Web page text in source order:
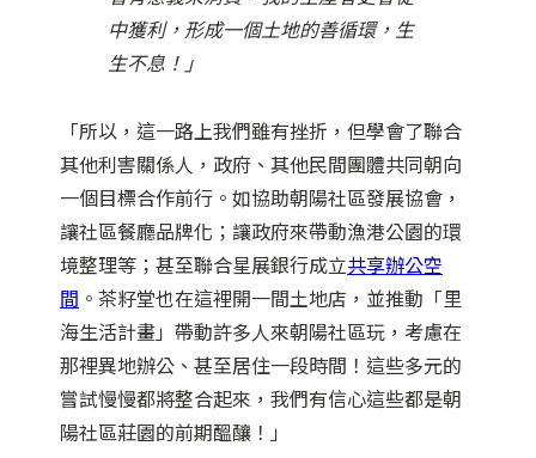
中獲利，形成一個土地的善循環，生
生不息！」
「所以，這一路上我們雖有挫折，但學會了聯合
其他利害關係人，政府、其他民間團體共同朝向
一個目標合作前行。如協助朝陽社區發展協會，
讓社區餐廳品牌化；讓政府來帶動漁港公園的環
境整理等；甚至聯合星展銀行成立共享辦公空
間 。茶籽堂也在這裡開一間土地店，並推動「里
海生活計畫」帶動許多人來朝陽社區玩，考慮在
那裡異地辦公、甚至居住一段時間！這些多元的
嘗試慢慢都將整合起來，我們有信心這些都是朝
陽社區莊園的前期醞釀！」